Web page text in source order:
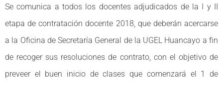
Se comunica a todos los docentes adjudicados de la I y II
etapa de contratación docente 2018, que deberán acercarse
a la Oficina de Secretaría General de la UGEL Huancayo a fin
de recoger sus resoluciones de contrato, con el objetivo de
preveer el buen inicio de clases que comenzará el 1 de